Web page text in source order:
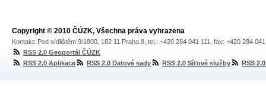
Copyright © 2010 ČÚZK, Všechna práva vyhrazena
Kontakt: Pod sídlištěm 9/1800, 182 11 Praha 8, tel.: +420 284 041 111, fax: +420 284
RSS 2.0 Geoportál ČÚZK
RSS 2.0 Aplikace
RSS 2.0 Datové sady RSS 2.0 Síťové služby RSS